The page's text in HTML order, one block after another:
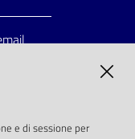
e di sessione per